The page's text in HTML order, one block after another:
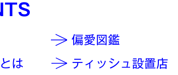
偏愛図鑑
は
ティッシュ設置店